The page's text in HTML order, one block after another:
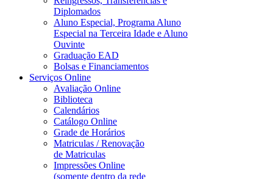
Diplomados
Aluno Especial, Programa Aluno
Especial na Terceira Idade e Aluno
Ouvinte
Graduação EAD
Bolsas e Financiamentos
Serviços Online
Avaliação Online
Biblioteca
Calendários
Catálogo Online
Grade de Horários
Matriculas / Renovação
de Matriculas
Impressões Online
(somente dentro da rede